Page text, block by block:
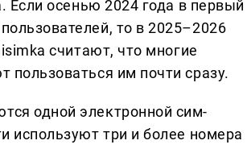
Если осенью 2024 года в первый
то в 2025–2026
считают, что многие
пользоваться им почти сразу.
одной электронной сим-
используют три и более номера